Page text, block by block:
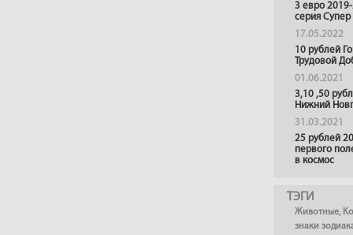
3 евро
серия
17.05.2022
10 рублей
Трудовой
01.06.2021
3,10 ,50
Нижний
31.03.2021
25 рублей
первого
в космос
ТЭГИ
Животные,
знаки